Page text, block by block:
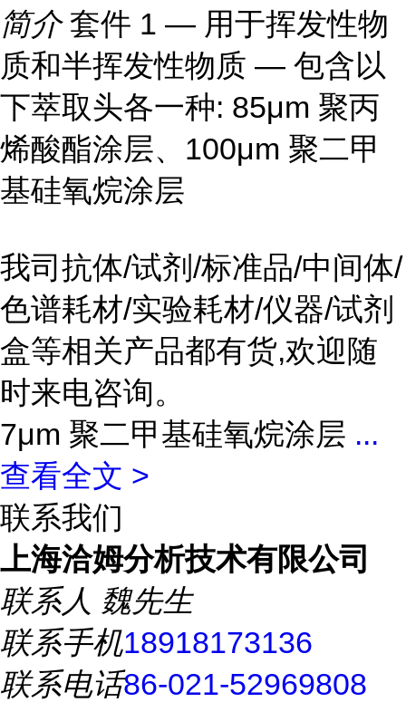
简介 套件 1 — 用于挥发性物
质和半挥发性物质 — 包含以
下萃取头各一种: 85μm 聚丙
烯酸酯涂层、100μm 聚二甲
基硅氧烷涂层
我司抗体/试剂/标准品/中间体/
色谱耗材/实验耗材/仪器/试剂
盒等相关产品都有货,欢迎随
时来电咨询。
7μm 聚二甲基硅氧烷涂层 ...
查看全文 >
联系我们
上海洽姆分析技术有限公司
联系人 魏先生
联系手机18918173136
联系电话86-021-52969808